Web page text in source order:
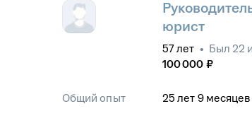
юрист
57лет • Был 22
100 000 ₽
Общий опыт 25 лет 9 месяцев